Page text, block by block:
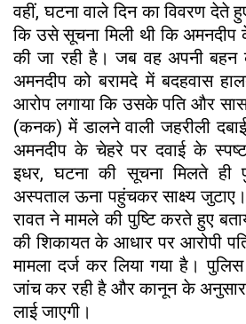
वहीं, घटना वाले दिन का विवरण देते
कि उसे सूचना मिली थी कि अमनदीप
की जा रही है। जब वह अपनी
अमनदीप को बरामदे में बदहवास
आरोप लगाया कि उसके पति और
(कनक) में डालने वाली जहरीली
अमनदीप के चेहरे पर दवाई के
इधर, घटना की सूचना मिलते ही
अस्पताल ऊना पहुंचकर साक्ष्य
रावत ने मामले की पुष्टि करते हुए
की शिकायत के आधार पर आरोपी
मामला दर्ज कर लिया गया है।
जांच कर रही है और कानून के अनुसार
लाई जाएगी।